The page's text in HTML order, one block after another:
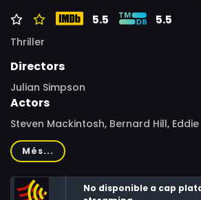
5.5 5.5
Thriller
Directors
Julian Simpson
Actors
Steven Mackintosh, Bernard Hill,
Little, Yvan Attal, Holly Aird, Andrew
Carpenter, Justin Shevlin, Barry
Timothy Bateson, Daniel
Mackenzie, Abigail Blackmore,
Més...
No disponible a cap